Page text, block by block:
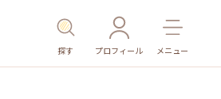
探す プロフィール メニュー